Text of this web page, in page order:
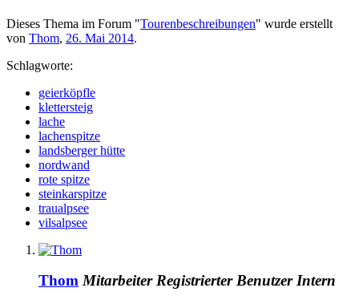
Dieses Thema im Forum "Tourenbeschreibungen" wurde erstellt
von Thom, 26. Mai 2014.
Schlagworte:
geierköpfle
klettersteig
lache
lachenspitze
landsberger hütte
nordwand
rote spitze
steinkarspitze
traualpsee
vilsalpsee
Thom Mitarbeiter Registrierter Benutzer Intern